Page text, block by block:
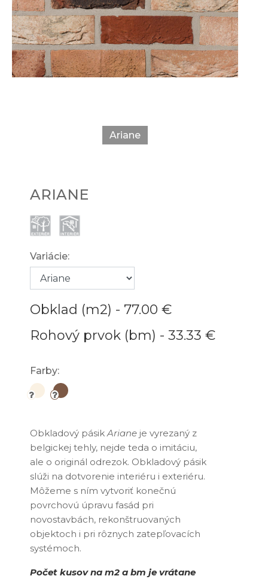
Ariane
ARIANE
Variácie:
Obklad (m2) - 77.00 €
Rohový prvok (bm) - 33.33 €
Farby:
Obkladový pásikAriane je vyrezaný z
belgickej tehly, nejde teda o imitáciu,
ale o originál odrezok. Obkladový pásik
slúži na dotvorenie interiéru i exteriéru.
Môžeme s ním vytvoriť konečnú
povrchovú úpravu fasád pri
novostavbách, rekonštruovaných
objektoch i pri rôznych zatepľovacích
systémoch.
Počet kusov na m2 a bm je vrátane